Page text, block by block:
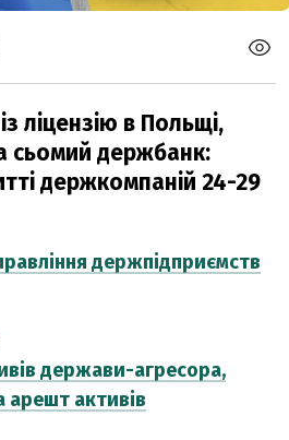
ліцензію в Польщі,
сьомий держбанк:
держкомпаній 24-29
держпідприємств
держави-агресора,
арешт активів